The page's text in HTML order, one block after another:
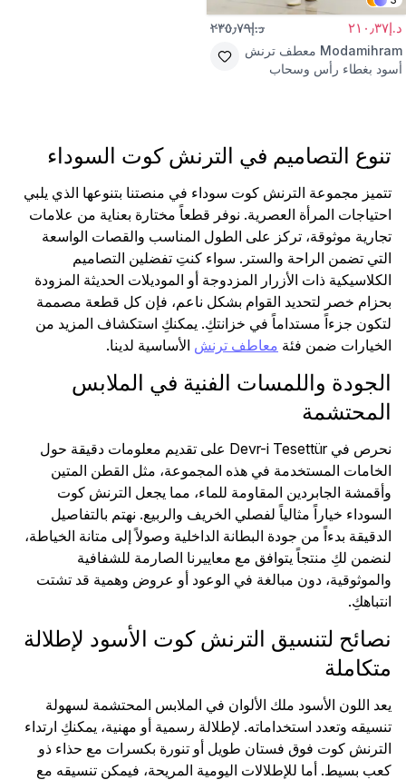
د.إ٢١٠٫٣٧ د.إ٢٣٥٫٧٩
Modamihram معطف ترنش
أسود بغطاء رأس وسحاب
تنوع التصاميم في الترنش كوت السوداء
تتميز مجموعة الترنش كوت سوداء في منصتنا بتنوعها الذي يلبي
احتياجات المرأة العصرية. نوفر قطعاً مختارة بعناية من علامات
تجارية موثوقة، تركز على الطول المناسب والقصات الواسعة
التي تضمن الراحة والستر. سواء كنتِ تفضلين التصاميم
الكلاسيكية ذات الأزرار المزدوجة أو الموديلات الحديثة المزودة
بحزام خصر لتحديد القوام بشكل ناعم، فإن كل قطعة مصممة
لتكون جزءاً مستداماً في خزانتكِ. يمكنكِ استكشاف المزيد من
الخيارات ضمن فئة معاطف ترنش الأساسية لدينا.
الجودة واللمسات الفنية في الملابس
المحتشمة
نحرص في Devr-i Tesettür على تقديم معلومات دقيقة حول
الخامات المستخدمة في هذه المجموعة، مثل القطن المتين
وأقمشة الجابردين المقاومة للماء، مما يجعل الترنش كوت
السوداء خياراً مثالياً لفصلي الخريف والربيع. نهتم بالتفاصيل
الدقيقة بدءاً من جودة البطانة الداخلية وصولاً إلى متانة الخياطة،
لنضمن لكِ منتجاً يتوافق مع معاييرنا الصارمة للشفافية
والموثوقية، دون مبالغة في الوعود أو عروض وهمية قد تشتت
انتباهكِ.
نصائح لتنسيق الترنش كوت الأسود لإطلالة
متكاملة
يعد اللون الأسود ملك الألوان في الملابس المحتشمة لسهولة
تنسيقه وتعدد استخداماته. لإطلالة رسمية أو مهنية، يمكنكِ ارتداء
الترنش كوت فوق فستان طويل أو تنورة بكسرات مع حذاء ذو
كعب بسيط. أما للإطلالات اليومية المريحة، فيمكن تنسيقه مع